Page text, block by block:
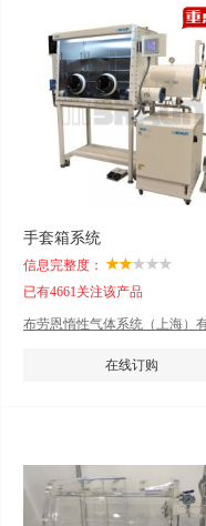
手套箱系统
信息完整度：
已有4661关注该产品
布劳恩惰性气体系统（上海）
在线订购